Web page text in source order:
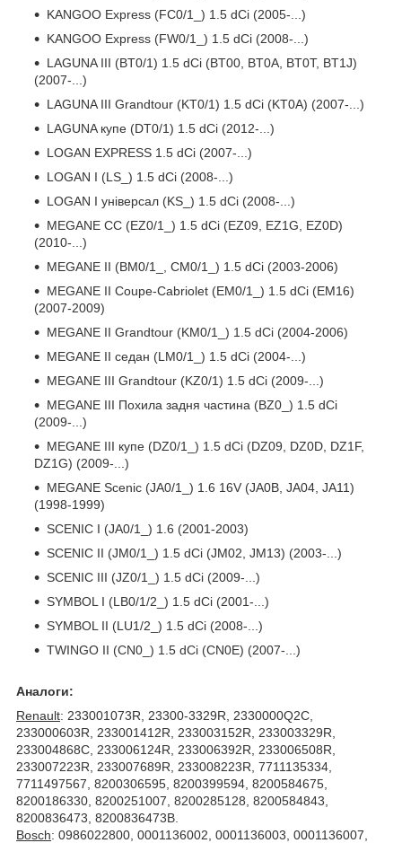
KANGOO Express (FC0/1_) 1.5 dCi (2005-...)
KANGOO Express (FW0/1_) 1.5 dCi (2008-...)
LAGUNA III (BT0/1) 1.5 dCi (BT00, BT0A, BT0T, BT1J)
(2007-...)
LAGUNA III Grandtour (KT0/1) 1.5 dCi (KT0A) (2007-...)
LAGUNA купе (DT0/1) 1.5 dCi (2012-...)
LOGAN EXPRESS 1.5 dCi (2007-...)
LOGAN I (LS_) 1.5 dCi (2008-...)
LOGAN I універсал (KS_) 1.5 dCi (2008-...)
MEGANE CC (EZ0/1_) 1.5 dCi (EZ09, EZ1G, EZ0D)
(2010-...)
MEGANE II (BM0/1_, CM0/1_) 1.5 dCi (2003-2006)
MEGANE II Coupe-Cabriolet (EM0/1_) 1.5 dCi (EM16)
(2007-2009)
MEGANE II Grandtour (KM0/1_) 1.5 dCi (2004-2006)
MEGANE II седан (LM0/1_) 1.5 dCi (2004-...)
MEGANE III Grandtour (KZ0/1) 1.5 dCi (2009-...)
MEGANE III Похила задня частина (BZ0_) 1.5 dCi
(2009-...)
MEGANE III купе (DZ0/1_) 1.5 dCi (DZ09, DZ0D, DZ1F,
DZ1G) (2009-...)
MEGANE Scenic (JA0/1_) 1.6 16V (JA0B, JA04, JA11)
(1998-1999)
SCENIC I (JA0/1_) 1.6 (2001-2003)
SCENIC II (JM0/1_) 1.5 dCi (JM02, JM13) (2003-...)
SCENIC III (JZ0/1_) 1.5 dCi (2009-...)
SYMBOL I (LB0/1/2_) 1.5 dCi (2001-...)
SYMBOL II (LU1/2_) 1.5 dCi (2008-...)
TWINGO II (CN0_) 1.5 dCi (CN0E) (2007-...)
Аналоги:
Renault: 233001073R, 23300-3329R, 2330000Q2C,
233000603R, 233001412R, 233003152R, 233003329R,
233004868C, 233006124R, 233006392R, 233006508R,
233007223R, 233007689R, 233008223R, 7711135334,
7711497567, 8200306595, 8200399594, 8200584675,
8200186330, 8200251007, 8200285128, 8200584843,
8200836473, 8200836473B.
Bosch: 0986022800, 0001136002, 0001136003, 0001136007,